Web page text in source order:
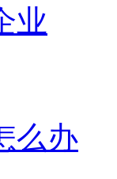
业
么办